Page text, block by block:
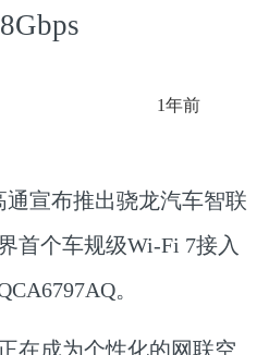
1年前
宣布推出骁龙汽车智联
首个车规级Wi-Fi 7接入
。
成为个性化的网联空